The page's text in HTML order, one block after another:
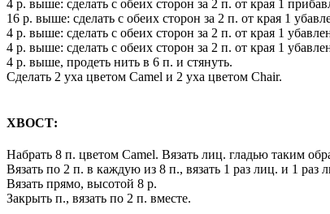
4 р. выше: сделать с обеих сторон за 2 п. от края 1
16 р. выше: сделать с обеих сторон за 2 п. от края 1
4 р. выше: сделать с обеих сторон за 2 п. от края 1
4 р. выше: сделать с обеих сторон за 2 п. от края 1
4 р. выше, продеть нить в 6 п. и стянуть.
Сделать 2 уха цветом Camel и 2 уха цветом Chair.
ХВОСТ:
Набрать 8 п. цветом Camel. Вязать лиц. гладью таким
Вязать по 2 п. в каждую из 8 п., вязать 1 раз лиц. и 1
Вязать прямо, высотой 8 р.
Закрыть п., вязать по 2 п. вместе.